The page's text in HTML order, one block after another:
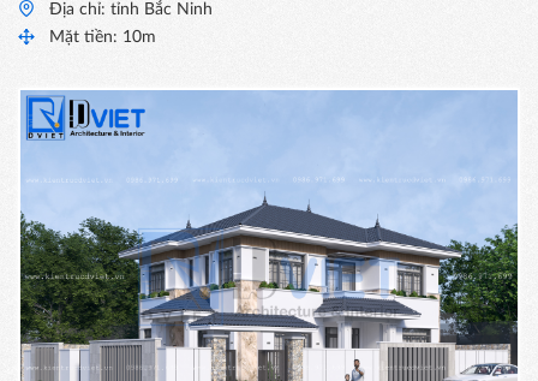
Địa chỉ: tỉnh Bắc Ninh
Mặt tiền: 10m